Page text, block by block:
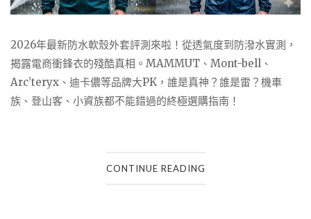
2026年最新防水軟殼外套評測來啦！從透氣度到防潑水實測，
揭露電商衝鋒衣的殘酷真相。MAMMUT、Mont-bell、
Arc’teryx、迪卡儂等品牌大PK，誰是真神？誰是雷？機車
族、登山客、小資族都不能錯過的終極選購指南！
CONTINUE READING